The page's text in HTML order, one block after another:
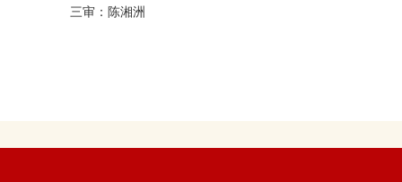
三审：陈湘洲